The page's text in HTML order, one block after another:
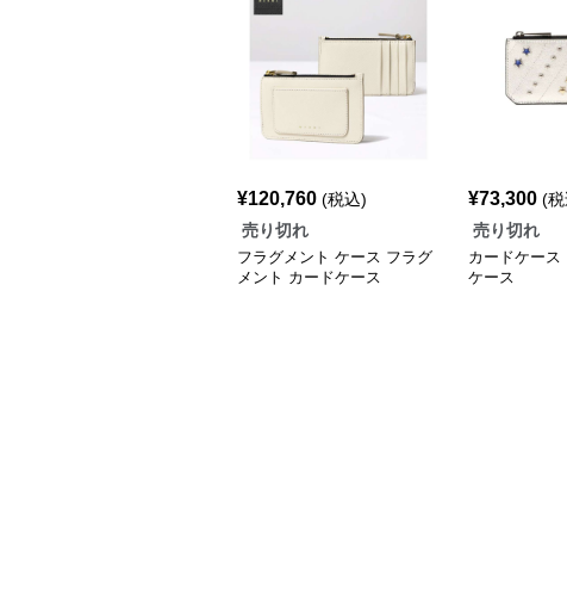
¥120,760 (税込)
売り切れ
フラグメント ケース フラグ
メント カードケース
¥73,300 (
売り切れ
カードケー
ケース